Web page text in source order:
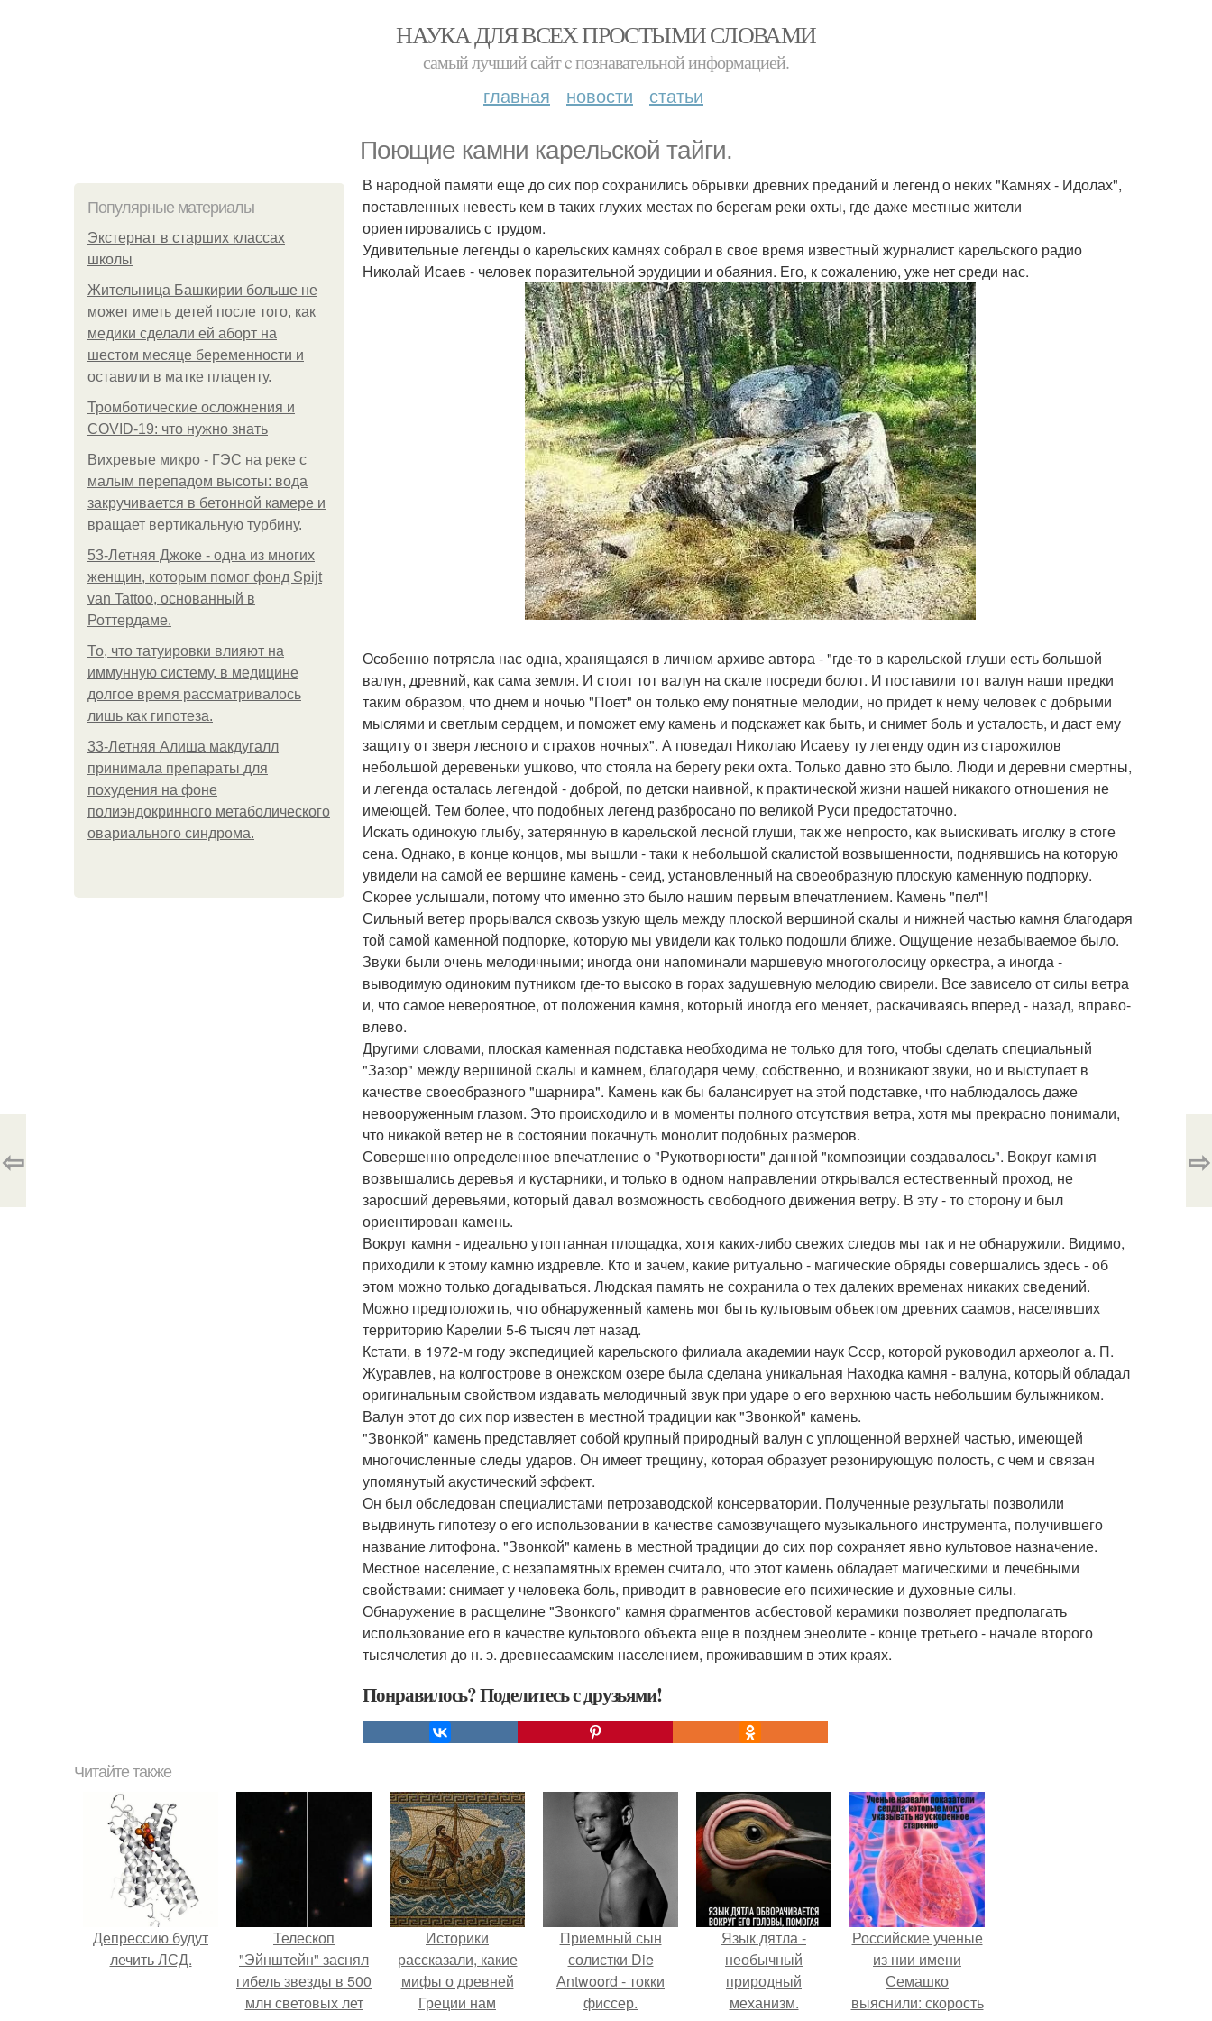
НАУКА ДЛЯ ВСЕХ ПРОСТЫМИ СЛОВАМИ
самый лучший сайт c познавательной информацией.
главная новости статьи
Поющие камни карельской тайги.
Популярные материалы
Экстернат в старших классах
школы
Жительница Башкирии больше не
может иметь детей после того, как
медики сделали ей аборт на
шестом месяце беременности и
оставили в матке плаценту.
Тромботические осложнения и
COVID-19: что нужно знать
Вихревые микро - ГЭС на реке с
малым перепадом высоты: вода
закручивается в бетонной камере и
вращает вертикальную турбину.
53-Летняя Джоке - одна из многих
женщин, которым помог фонд Spijt
van Tattoo, основанный в
Роттердаме.
То, что татуировки влияют на
иммунную систему, в медицине
долгое время рассматривалось
лишь как гипотеза.
33-Летняя Алиша макдугалл
принимала препараты для
похудения на фоне
полиэндокринного метаболического
овариального синдрома.
В народной памяти еще до сих пор сохранились обрывки древних преданий и легенд о неких "Камнях - Идолах",
поставленных невесть кем в таких глухих местах по берегам реки охты, где даже местные жители
ориентировались с трудом.
Удивительные легенды о карельских камнях собрал в свое время известный журналист карельского радио
Николай Исаев - человек поразительной эрудиции и обаяния. Его, к сожалению, уже нет среди нас.
Особенно потрясла нас одна, хранящаяся в личном архиве автора - "где-то в карельской глуши есть большой
валун, древний, как сама земля. И стоит тот валун на скале посреди болот. И поставили тот валун наши предки
таким образом, что днем и ночью "Поет" он только ему понятные мелодии, но придет к нему человек с добрыми
мыслями и светлым сердцем, и поможет ему камень и подскажет как быть, и снимет боль и усталость, и даст ему
защиту от зверя лесного и страхов ночных". А поведал Николаю Исаеву ту легенду один из старожилов
небольшой деревеньки ушково, что стояла на берегу реки охта. Только давно это было. Люди и деревни смертны,
и легенда осталась легендой - доброй, по детски наивной, к практической жизни нашей никакого отношения не
имеющей. Тем более, что подобных легенд разбросано по великой Руси предостаточно.
Искать одинокую глыбу, затерянную в карельской лесной глуши, так же непросто, как выискивать иголку в стоге
сена. Однако, в конце концов, мы вышли - таки к небольшой скалистой возвышенности, поднявшись на которую
увидели на самой ее вершине камень - сеид, установленный на своеобразную плоскую каменную подпорку.
Скорее услышали, потому что именно это было нашим первым впечатлением. Камень "пел"!
Сильный ветер прорывался сквозь узкую щель между плоской вершиной скалы и нижней частью камня благодаря
той самой каменной подпорке, которую мы увидели как только подошли ближе. Ощущение незабываемое было.
Звуки были очень мелодичными; иногда они напоминали маршевую многоголосицу оркестра, а иногда -
выводимую одиноким путником где-то высоко в горах задушевную мелодию свирели. Все зависело от силы ветра
и, что самое невероятное, от положения камня, который иногда его меняет, раскачиваясь вперед - назад, вправо-
влево.
Другими словами, плоская каменная подставка необходима не только для того, чтобы сделать специальный
"Зазор" между вершиной скалы и камнем, благодаря чему, собственно, и возникают звуки, но и выступает в
качестве своеобразного "шарнира". Камень как бы балансирует на этой подставке, что наблюдалось даже
невооруженным глазом. Это происходило и в моменты полного отсутствия ветра, хотя мы прекрасно понимали,
что никакой ветер не в состоянии покачнуть монолит подобных размеров.
Совершенно определенное впечатление о "Рукотворности" данной "композиции создавалось". Вокруг камня
возвышались деревья и кустарники, и только в одном направлении открывался естественный проход, не
заросший деревьями, который давал возможность свободного движения ветру. В эту - то сторону и был
ориентирован камень.
Вокруг камня - идеально утоптанная площадка, хотя каких-либо свежих следов мы так и не обнаружили. Видимо,
приходили к этому камню издревле. Кто и зачем, какие ритуально - магические обряды совершались здесь - об
этом можно только догадываться. Людская память не сохранила о тех далеких временах никаких сведений.
Можно предположить, что обнаруженный камень мог быть культовым объектом древних саамов, населявших
территорию Карелии 5-6 тысяч лет назад.
Кстати, в 1972-м году экспедицией карельского филиала академии наук Ссср, которой руководил археолог а. П.
Журавлев, на колгострове в онежском озере была сделана уникальная Находка камня - валуна, который обладал
оригинальным свойством издавать мелодичный звук при ударе о его верхнюю часть небольшим булыжником.
Валун этот до сих пор известен в местной традиции как "Звонкой" камень.
"Звонкой" камень представляет собой крупный природный валун с уплощенной верхней частью, имеющей
многочисленные следы ударов. Он имеет трещину, которая образует резонирующую полость, с чем и связан
упомянутый акустический эффект.
Он был обследован специалистами петрозаводской консерватории. Полученные результаты позволили
выдвинуть гипотезу о его использовании в качестве самозвучащего музыкального инструмента, получившего
название литофона. "Звонкой" камень в местной традиции до сих пор сохраняет явно культовое назначение.
Местное население, с незапамятных времен считало, что этот камень обладает магическими и лечебными
свойствами: снимает у человека боль, приводит в равновесие его психические и духовные силы.
Обнаружение в расщелине "Звонкого" камня фрагментов асбестовой керамики позволяет предполагать
использование его в качестве культового объекта еще в позднем энеолите - конце третьего - начале второго
тысячелетия до н. э. древнесаамским населением, проживавшим в этих краях.
Понравилось? Поделитесь с друзьями!
⇦ ⇨
Читайте также
Депрессию будут
лечить ЛСД.
Телескоп
"Эйнштейн" заснял
гибель звезды в 500
млн световых лет
Историки
рассказали, какие
мифы о древней
Греции нам
Приемный сын
солистки Die
Аntwoord - токки
фиссер.
Язык дятла -
необычный
природный
механизм.
Российские ученые
из нии имени
Семашко
выяснили: скорость